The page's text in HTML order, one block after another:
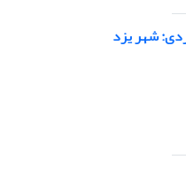
شهر یزد